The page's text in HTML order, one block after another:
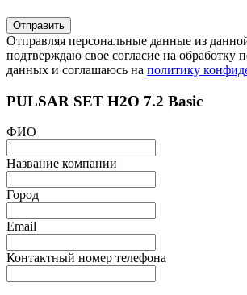
Отправляя персональные данные из
подтверждаю свое согласие на обработку
данных и соглашаюсь на политику
PULSAR SET H2O 7.2 Basic
ФИО
Название компании
Город
Email
Контактный номер телефона